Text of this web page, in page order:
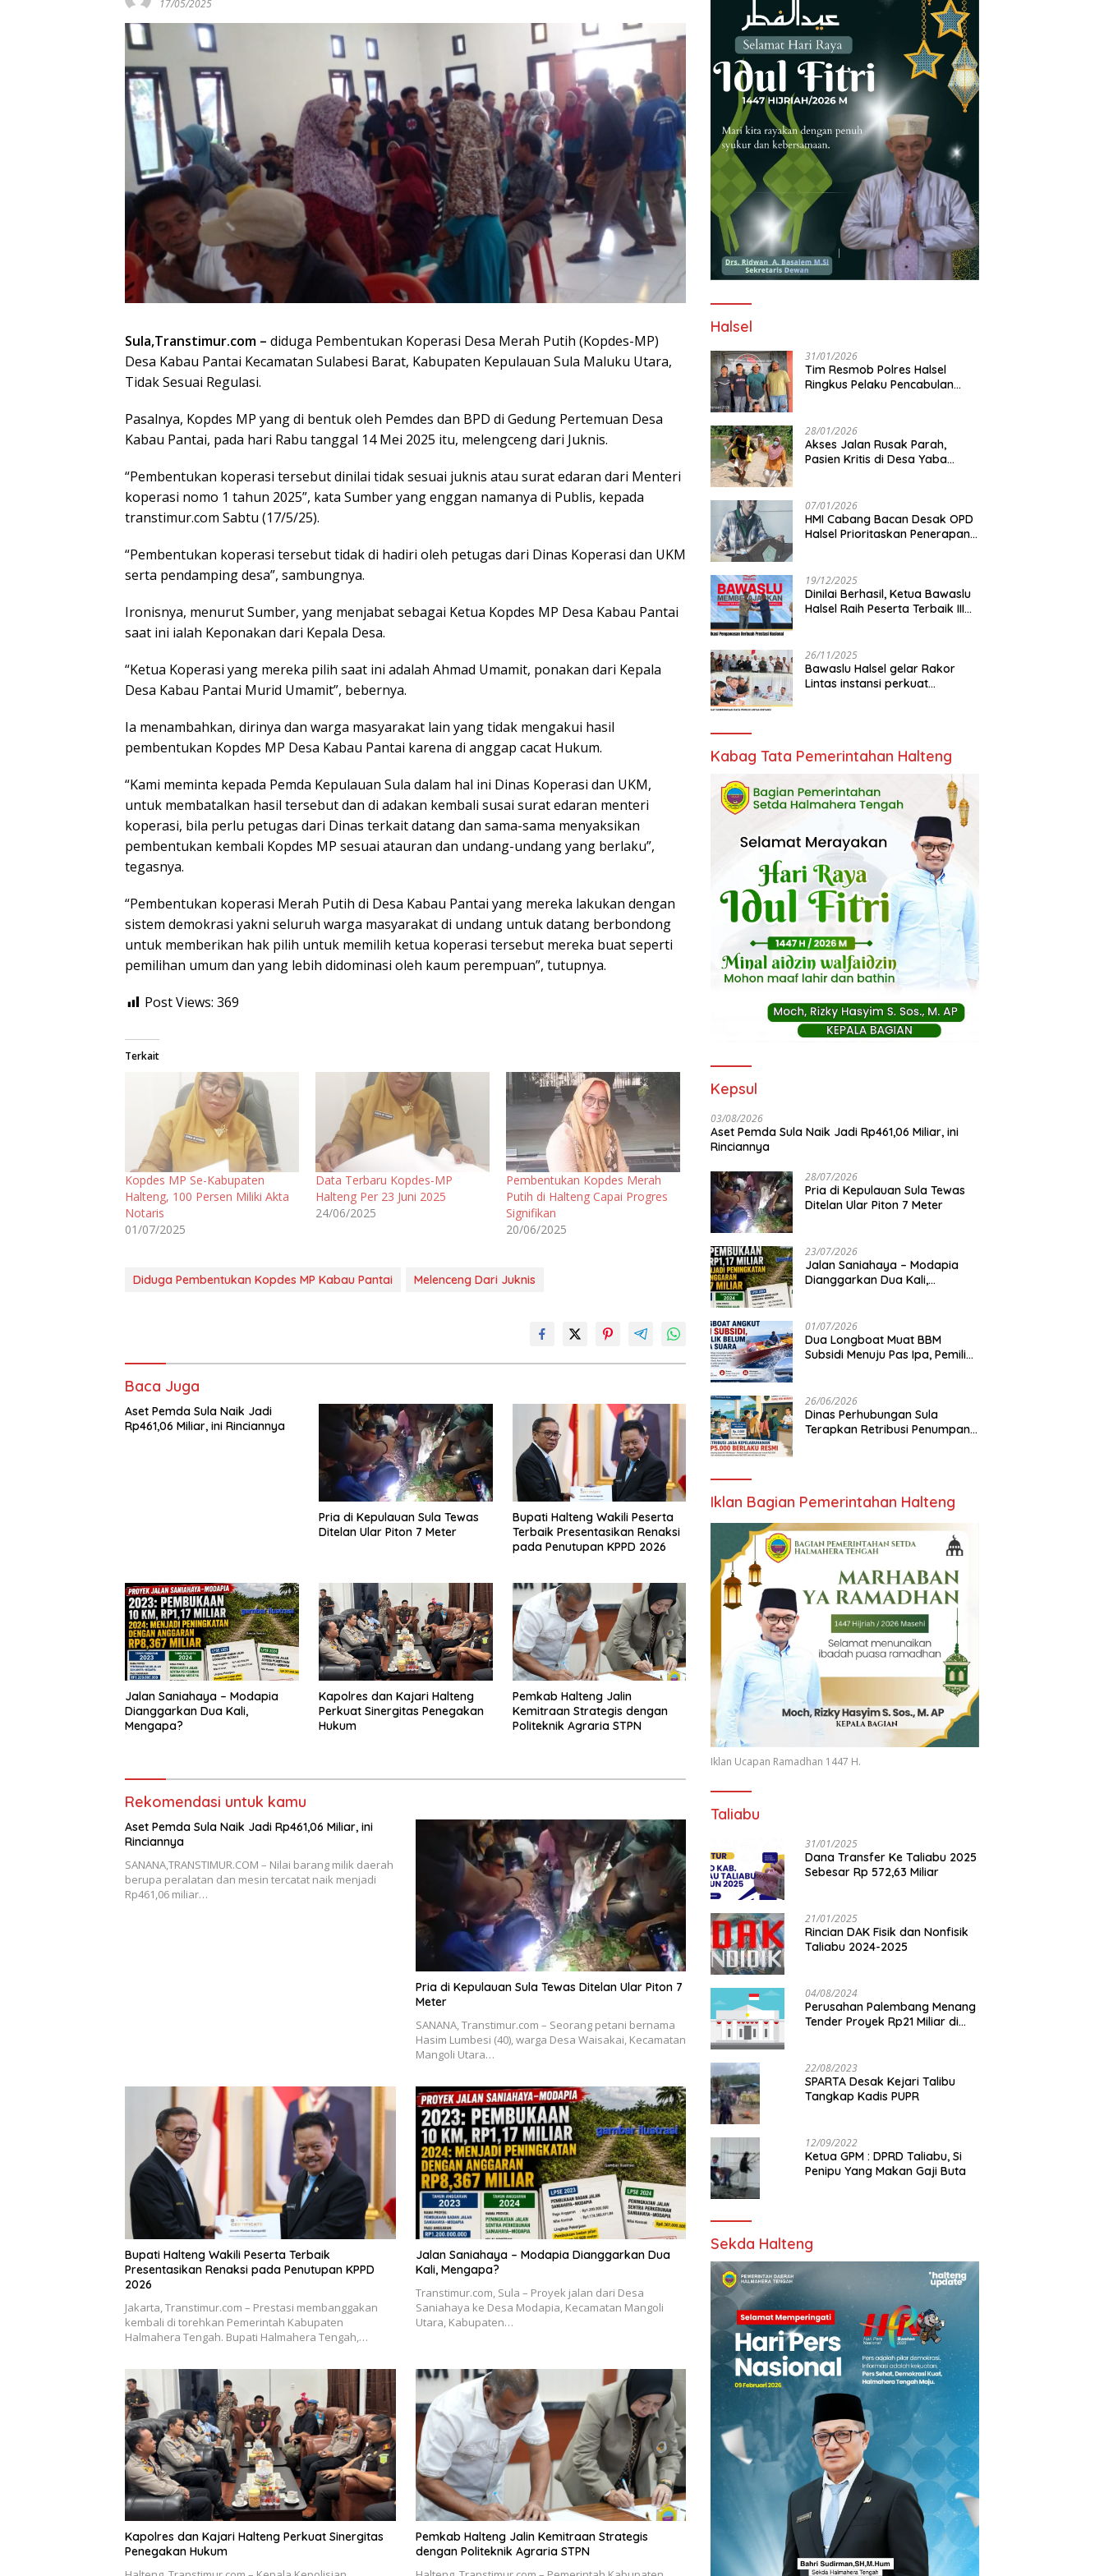
17/05/2025
Sula,Transtimur.com – diduga Pembentukan Koperasi Desa Merah Putih (Kopdes-MP)
Desa Kabau Pantai Kecamatan Sulabesi Barat, Kabupaten Kepulauan Sula Maluku Utara,
Tidak Sesuai Regulasi.
Pasalnya, Kopdes MP yang di bentuk oleh Pemdes dan BPD di Gedung Pertemuan Desa
Kabau Pantai, pada hari Rabu tanggal 14 Mei 2025 itu, melengceng dari Juknis.
“Pembentukan koperasi tersebut dinilai tidak sesuai juknis atau surat edaran dari Menteri
koperasi nomo 1 tahun 2025”, kata Sumber yang enggan namanya di Publis, kepada
transtimur.com Sabtu (17/5/25).
“Pembentukan koperasi tersebut tidak di hadiri oleh petugas dari Dinas Koperasi dan UKM
serta pendamping desa”, sambungnya.
Ironisnya, menurut Sumber, yang menjabat sebagai Ketua Kopdes MP Desa Kabau Pantai
saat ini ialah Keponakan dari Kepala Desa.
“Ketua Koperasi yang mereka pilih saat ini adalah Ahmad Umamit, ponakan dari Kepala
Desa Kabau Pantai Murid Umamit”, bebernya.
Ia menambahkan, dirinya dan warga masyarakat lain yang tidak mengakui hasil
pembentukan Kopdes MP Desa Kabau Pantai karena di anggap cacat Hukum.
“Kami meminta kepada Pemda Kepulauan Sula dalam hal ini Dinas Koperasi dan UKM,
untuk membatalkan hasil tersebut dan di adakan kembali susai surat edaran menteri
koperasi, bila perlu petugas dari Dinas terkait datang dan sama-sama menyaksikan
pembentukan kembali Kopdes MP sesuai atauran dan undang-undang yang berlaku”,
tegasnya.
“Pembentukan koperasi Merah Putih di Desa Kabau Pantai yang mereka lakukan dengan
sistem demokrasi yakni seluruh warga masyarakat di undang untuk datang berbondong
untuk memberikan hak pilih untuk memilih ketua koperasi tersebut mereka buat seperti
pemilihan umum dan yang lebih didominasi oleh kaum perempuan”, tutupnya.
Post Views: 369
Terkait
Kopdes MP Se-Kabupaten
Halteng, 100 Persen Miliki Akta
Notaris
01/07/2025
Data Terbaru Kopdes-MP
Halteng Per 23 Juni 2025
24/06/2025
Pembentukan Kopdes Merah
Putih di Halteng Capai Progres
Signifikan
20/06/2025
Diduga Pembentukan Kopdes MP Kabau Pantai Melenceng Dari Juknis
Baca Juga
Aset Pemda Sula Naik Jadi
Rp461,06 Miliar, ini Rinciannya
Pria di Kepulauan Sula Tewas
Ditelan Ular Piton 7 Meter
Bupati Halteng Wakili Peserta
Terbaik Presentasikan Renaksi
pada Penutupan KPPD 2026
Jalan Saniahaya – Modapia
Dianggarkan Dua Kali,
Mengapa?
Kapolres dan Kajari Halteng
Perkuat Sinergitas Penegakan
Hukum
Pemkab Halteng Jalin
Kemitraan Strategis dengan
Politeknik Agraria STPN
Rekomendasi untuk kamu
Aset Pemda Sula Naik Jadi Rp461,06 Miliar, ini
Rinciannya
SANANA,TRANSTIMUR.COM – Nilai barang milik daerah
berupa peralatan dan mesin tercatat naik menjadi
Rp461,06 miliar…
Pria di Kepulauan Sula Tewas Ditelan Ular Piton 7
Meter
SANANA, Transtimur.com – Seorang petani bernama
Hasim Lumbesi (40), warga Desa Waisakai, Kecamatan
Mangoli Utara…
Bupati Halteng Wakili Peserta Terbaik
Presentasikan Renaksi pada Penutupan KPPD
2026
Jakarta, Transtimur.com – Prestasi membanggakan
kembali di torehkan Pemerintah Kabupaten
Halmahera Tengah. Bupati Halmahera Tengah,…
Jalan Saniahaya – Modapia Dianggarkan Dua
Kali, Mengapa?
Transtimur.com, Sula – Proyek jalan dari Desa
Saniahaya ke Desa Modapia, Kecamatan Mangoli
Utara, Kabupaten…
Kapolres dan Kajari Halteng Perkuat Sinergitas
Penegakan Hukum
Pemkab Halteng Jalin Kemitraan Strategis
dengan Politeknik Agraria STPN
Halsel
31/01/2026
Tim Resmob Polres Halsel
Ringkus Pelaku Pencabulan
28/01/2026
Akses Jalan Rusak Parah,
Pasien Kritis di Desa Yaba
07/01/2026
HMI Cabang Bacan Desak OPD
Halsel Prioritaskan Penerapan
19/12/2025
Dinilai Berhasil, Ketua Bawaslu
Halsel Raih Peserta Terbaik III
26/11/2025
Bawaslu Halsel gelar Rakor
Lintas instansi perkuat
Kabag Tata Pemerintahan Halteng
Kepsul
03/08/2026
Aset Pemda Sula Naik Jadi Rp461,06 Miliar, ini
Rinciannya
28/07/2026
Pria di Kepulauan Sula Tewas
Ditelan Ular Piton 7 Meter
23/07/2026
Jalan Saniahaya – Modapia
Dianggarkan Dua Kali,
01/07/2026
Dua Longboat Muat BBM
Subsidi Menuju Pas Ipa, Pemilik
26/06/2026
Dinas Perhubungan Sula
Terapkan Retribusi Penumpang
Iklan Bagian Pemerintahan Halteng
Iklan Ucapan Ramadhan 1447 H.
Taliabu
31/01/2025
Dana Transfer Ke Taliabu 2025
Sebesar Rp 572,63 Miliar
21/01/2025
Rincian DAK Fisik dan Nonfisik
Taliabu 2024-2025
04/08/2024
Perusahan Palembang Menang
Tender Proyek Rp21 Miliar di
22/08/2023
SPARTA Desak Kejari Talibu
Tangkap Kadis PUPR
12/09/2022
Ketua GPM : DPRD Taliabu, Si
Penipu Yang Makan Gaji Buta
Sekda Halteng